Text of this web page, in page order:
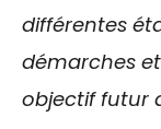
différentes
démarches
objectif futur